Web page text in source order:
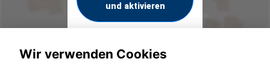
und aktivieren
Wir verwenden Cookies